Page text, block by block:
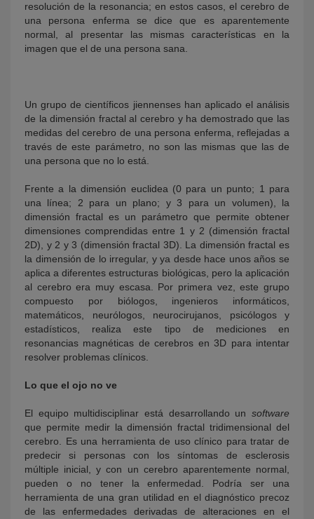
resolución de la resonancia; en estos casos, el cerebro de
una persona enferma se dice que es aparentemente
normal, al presentar las mismas características en la
imagen que el de una persona sana.
Un grupo de científicos jiennenses han aplicado el análisis
de la dimensión fractal al cerebro y ha demostrado que las
medidas del cerebro de una persona enferma, reflejadas a
través de este parámetro, no son las mismas que las de
una persona que no lo está.
Frente a la dimensión euclidea (0 para un punto; 1 para
una línea; 2 para un plano; y 3 para un volumen), la
dimensión fractal es un parámetro que permite obtener
dimensiones comprendidas entre 1 y 2 (dimensión fractal
2D), y 2 y 3 (dimensión fractal 3D). La dimensión fractal es
la dimensión de lo irregular, y ya desde hace unos años se
aplica a diferentes estructuras biológicas, pero la aplicación
al cerebro era muy escasa. Por primera vez, este grupo
compuesto por biólogos, ingenieros informáticos,
matemáticos, neurólogos, neurocirujanos, psicólogos y
estadísticos, realiza este tipo de mediciones en
resonancias magnéticas de cerebros en 3D para intentar
resolver problemas clínicos.
Lo que el ojo no ve
El equipo multidisciplinar está desarrollando un software
que permite medir la dimensión fractal tridimensional del
cerebro. Es una herramienta de uso clínico para tratar de
predecir si personas con los síntomas de esclerosis
múltiple inicial, y con un cerebro aparentemente normal,
pueden o no tener la enfermedad. Podría ser una
herramienta de una gran utilidad en el diagnóstico precoz
de las enfermedades derivadas de alteraciones en el